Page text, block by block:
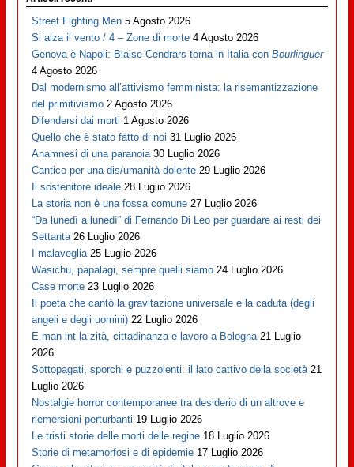
Street Fighting Men 5 Agosto 2026
Si alza il vento / 4 – Zone di morte 4 Agosto 2026
Genova è Napoli: Blaise Cendrars torna in Italia conBourlinguer
4 Agosto 2026
Dal modernismo all’attivismo femminista: la risemantizzazione
del primitivismo 2 Agosto 2026
Difendersi dai morti 1 Agosto 2026
Quello che è stato fatto di noi 31 Luglio 2026
Anamnesi di una paranoia 30 Luglio 2026
Cantico per una dis/umanità dolente 29 Luglio 2026
Il sostenitore ideale 28 Luglio 2026
La storia non è una fossa comune 27 Luglio 2026
“Da lunedì a lunedì” di Fernando Di Leo per guardare ai resti dei
Settanta 26 Luglio 2026
I malaveglia 25 Luglio 2026
Wasichu, papalagi, sempre quelli siamo 24 Luglio 2026
Case morte 23 Luglio 2026
Il poeta che cantò la gravitazione universale e la caduta (degli
angeli e degli uomini) 22 Luglio 2026
E man int la zità, cittadinanza e lavoro a Bologna 21 Luglio
2026
Sottopagati, sporchi e puzzolenti: il lato cattivo della società 21
Luglio 2026
Nostalgie horror contemporanee tra desiderio di un altrove e
riemersioni perturbanti 19 Luglio 2026
Le tristi storie delle morti delle regine 18 Luglio 2026
Storie di metamorfosi e di epidemie 17 Luglio 2026